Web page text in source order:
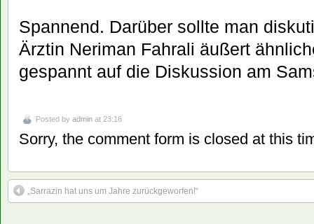
Spannend. Darüber sollte man
Ärztin Neriman Fahrali äußert
gespannt auf die Diskussion am
Posted by admin at 23:16
Sorry, the comment form is closed at this
„Sarrazin hat uns um Jahre zurückgeworfen!“